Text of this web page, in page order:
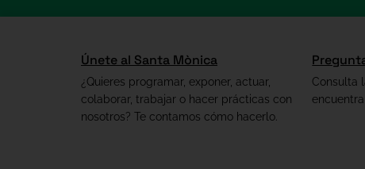
Únete al Santa Mònica
¿Quieres programar, exponer, actuar,
colaborar, trabajar o hacer prácticas con
nosotros? Te contamos cómo hacerlo.
Consulta